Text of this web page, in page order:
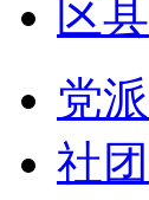
区县
党派
社团